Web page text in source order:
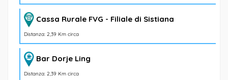
Cassa Rurale FVG - Filiale di Sistiana
Distanza: 2,39 Km circa
Bar Dorje Ling
Distanza: 2,39 Km circa